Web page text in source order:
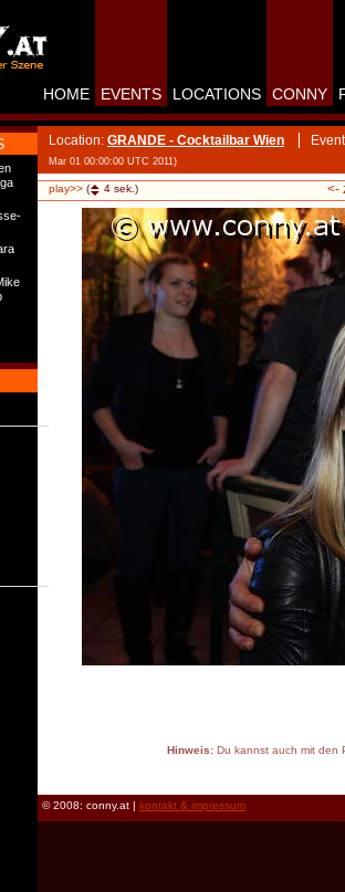
HOME EVENTS LOCATIONS CONNY
Location: GRANDE - Cocktailbar Wien
Mar 01 00:00:00 UTC 2011)
play>> ( 4 sek.) <-
Hinweis:Du kannst auch mit den
© 2008: conny.at | kontakt & impressum